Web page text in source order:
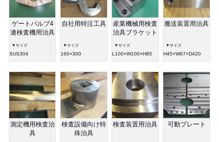
ゲートバルブ4
連検査機用治具
▼サイズ
SUS304
自社用特注工具
▼サイズ
160×300
産業機械用検査
治具ブラケット
▼サイズ
L100×W100×H85
搬送装置用治具
▼サイズ
H45×W67×D420
測定機用検査治
具
検査設備向け特
殊治具
検査装置用治具 可動プレート